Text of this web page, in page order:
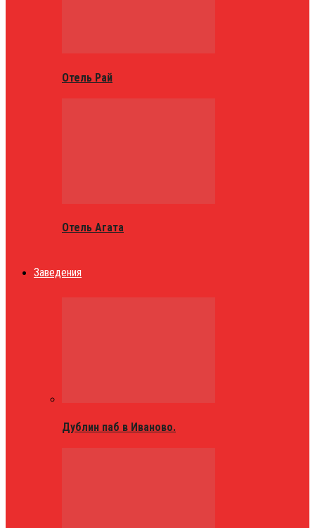
Отель Рай
Отель Агата
Заведения
Дублин паб в Иваново.